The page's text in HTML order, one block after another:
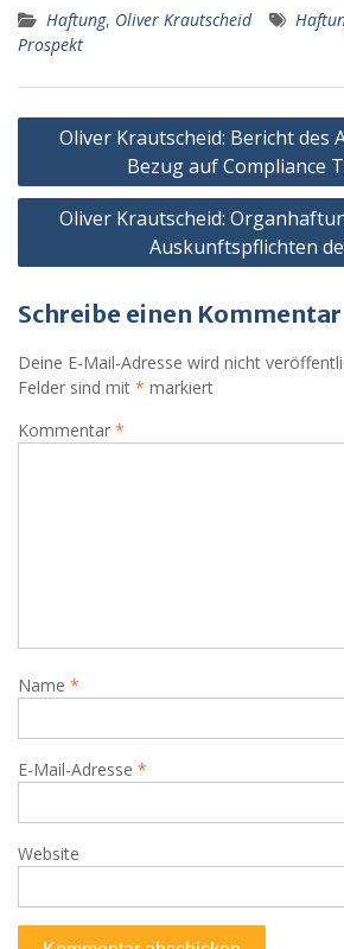
Haftung, Oliver Krautscheid
Prospekt
Beitragsnavigation
Oliver Krautscheid: Bericht des
Bezug auf Compliance
Oliver Krautscheid:
Auskunftspflichten
Schreibe einen Kommentar
Deine E-Mail-Adresse wird nicht
Felder sind mit * markiert
Kommentar *
Name *
E-Mail-Adresse *
Website